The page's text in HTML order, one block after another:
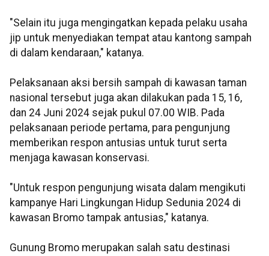
"Selain itu juga mengingatkan kepada pelaku usaha
jip untuk menyediakan tempat atau kantong sampah
di dalam kendaraan," katanya.
Pelaksanaan aksi bersih sampah di kawasan taman
nasional tersebut juga akan dilakukan pada 15, 16,
dan 24 Juni 2024 sejak pukul 07.00 WIB. Pada
pelaksanaan periode pertama, para pengunjung
memberikan respon antusias untuk turut serta
menjaga kawasan konservasi.
"Untuk respon pengunjung wisata dalam mengikuti
kampanye Hari Lingkungan Hidup Sedunia 2024 di
kawasan Bromo tampak antusias," katanya.
Gunung Bromo merupakan salah satu destinasi